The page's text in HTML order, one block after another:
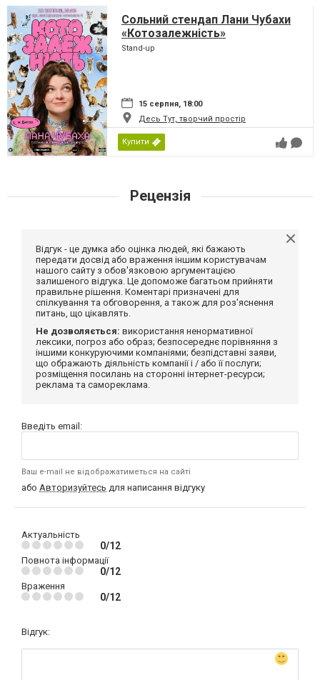
Сольний стендап Лани Чубахи
«Котозалежність»
Stand-up
15 серпня, 18:00
Десь Тут, творчий простір
Купити
Рецензія
Відгук - це думка або оцінка людей, які бажають
передати досвід або враження іншим користувачам
нашого сайту з обов'язковою аргументацією
залишеного відгука. Це допоможе багатьом прийняти
правильне рішення. Коментарі призначені для
спілкування та обговорення, а також для роз'яснення
питань, що цікавлять.
Не дозволяється: використання ненормативної
лексики, погроз або образ; безпосереднє порівняння з
іншими конкуруючими компаніями; безпідставні заяви,
що ображають діяльність компанії і / або її послуги;
розміщення посилань на сторонні інтернет-ресурси;
реклама та самореклама.
Введіть email:
Ваш e-mail не відображатиметься на сайті
або Авторизуйтесь для написання відгуку
Актуальність
0/12
Повнота інформації
0/12
Враження
0/12
Відгук: